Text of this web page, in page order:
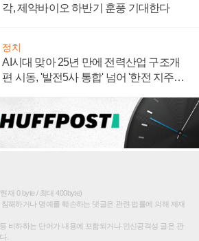
각, 제약바이오 하반기 훈풍 기대한다
정치
AI시대 맞아 25년 만에 전력산업 구조개
편 시동, '발전5사 통합' 넘어 '한전 지주사'
재 0 byte / 최대 400byte)
해하거나 명예를 훼손하는 댓글은 관련 법률에 의해 제재
비하하는 단어가 내용에 포함되거나 인신공격성 글은 관
.